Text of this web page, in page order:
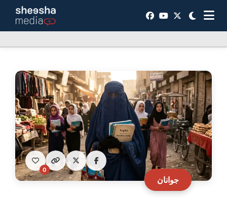
جوانان
0